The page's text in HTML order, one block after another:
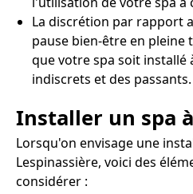
La discrétion par rapport
pause bien-être en pleine
que votre spa soit installé
indiscrets et des passants.
Installer un spa
Lorsqu'on envisage une
Lespinassière, voici des
considérer :